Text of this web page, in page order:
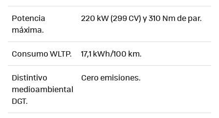
Potencia
máxima.
220 kW (299 CV) y 310 Nm de par.
Consumo WLTP. 17,1 kWh/100 km.
Distintivo
medioambiental
DGT.
Cero emisiones.